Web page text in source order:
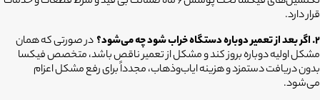
قرار دارد.
۲. اگر بعد از تعمیر دوباره دستگاه خراب شود چه می‌شود؟
در صورتی که همان
مشکل اولیه دوباره بروز کند و مشکل از تعمیر ناقص باشد، متخصص فیکسا
بدون دریافت دستمزد و هزینه ایاب‌وذهاب، مجدداً برای رفع مشکل اعزام
می‌شود.